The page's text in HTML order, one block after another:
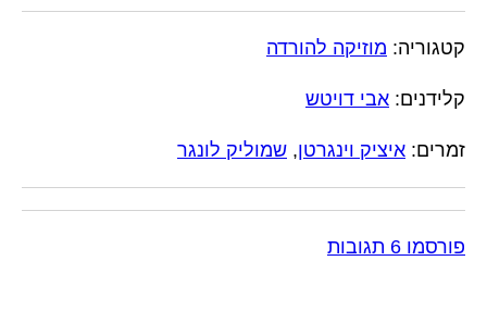
קטגוריה: מוזיקה להורדה
קלידנים: אבי דויטש
זמרים: איציק וינגרטן, שמוליק לונגר
פורסמו 6 תגובות